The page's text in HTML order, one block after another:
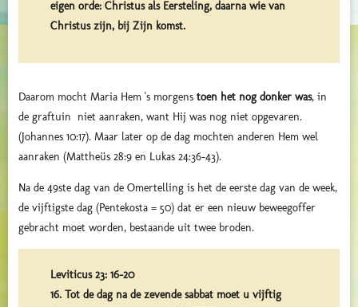
eigen orde: Christus als Eersteling, daarna wie van
Christus zijn, bij Zijn komst.
Daarom mocht Maria Hem 's morgens toen het nog donker was, in
de graftuin niet aanraken, want Hij was nog niet opgevaren.
(Johannes 10:17). Maar later op de dag mochten anderen Hem wel
aanraken (Mattheüs 28:9 en Lukas 24:36-43).
Na de 49ste dag van de Omertelling is het de eerste dag van de week,
de vijftigste dag (Pentekosta = 50) dat er een nieuw beweegoffer
gebracht moet worden, bestaande uit twee broden.
Leviticus 23: 16-20
16. Tot de dag na de zevende sabbat moet u vijftig